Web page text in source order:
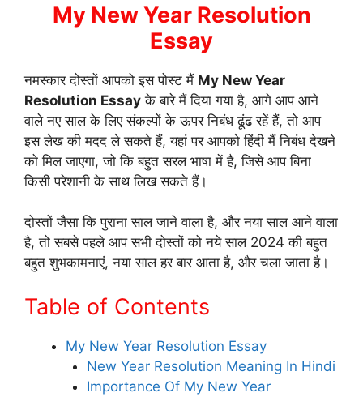
My New Year Resolution
Essay
नमस्कार दोस्तों आपको इस पोस्ट मैं My New Year
Resolution Essay के बारे मैं दिया गया है, आगे आप आने
वाले नए साल के लिए संकल्पों के ऊपर निबंध ढूंढ रहें हैं, तो आप
इस लेख की मदद ले सकते हैं, यहां पर आपको हिंदी मैं निबंध देखने
को मिल जाएगा, जो कि बहुत सरल भाषा में है, जिसे आप बिना
किसी परेशानी के साथ लिख सकते हैं।
दोस्तों जैसा कि पुराना साल जाने वाला है, और नया साल आने वाला
है, तो सबसे पहले आप सभी दोस्तों को नये साल 2024 की बहुत
बहुत शुभकामनाएं, नया साल हर बार आता है, और चला जाता है।
Table of Contents
My New Year Resolution Essay
New Year Resolution Meaning In Hindi
Importance Of My New Year